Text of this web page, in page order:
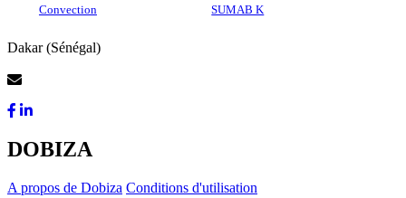
Convection
SUMAB K
Dakar (Sénégal)
DOBIZA
A propos de Dobiza Conditions d'utilisation